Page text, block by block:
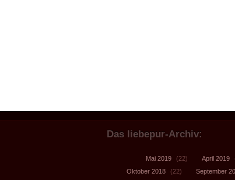
Das liebepur-Archiv:
Mai 2019 (22) April 2019
Oktober 2018
(22) September